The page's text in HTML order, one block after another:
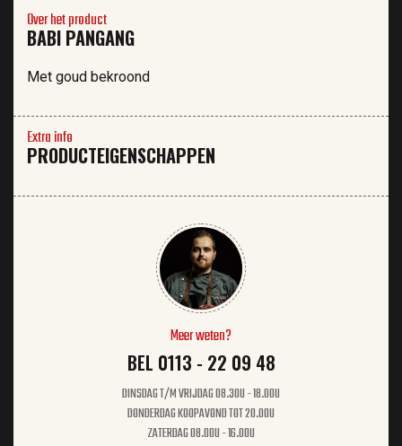
Over het product
BABI PANGANG
Met goud bekroond
Extra info
PRODUCTEIGENSCHAPPEN
Meer weten?
BEL 0113 - 22 09 48
DINSDAG T/M VRIJDAG 08.30U - 18.00U
DONDERDAG KOOPAVOND TOT 20.00U
ZATERDAG 08.00U - 16.00U